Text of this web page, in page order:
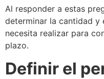
Al responder a estas
determinar la cantidad y
necesita realizar para
plazo.
Definir el